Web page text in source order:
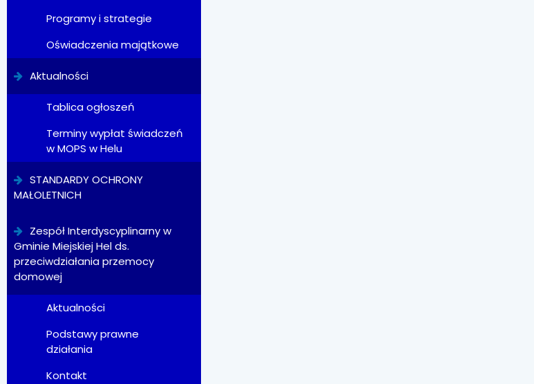
Programy i strategie
Oświadczenia majątkowe
Aktualności
Tablica ogłoszeń
Terminy wypłat świadczeń
w MOPS w Helu
STANDARDY OCHRONY
MAŁOLETNICH
Zespół Interdyscyplinarny w
Gminie Miejskiej Hel ds.
przeciwdziałania przemocy
domowej
Aktualności
Podstawy prawne
działania
Kontakt